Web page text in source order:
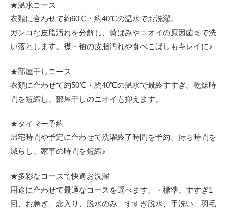
★温水コース
衣類に合わせて約60℃・約40℃の温水でお洗濯。
ガンコな皮脂汚れを分解し、黄ばみやニオイの原因菌まで洗
い落とします。襟・袖の皮脂汚れや食べこぼしもキレイに♪
★部屋干しコース
衣類に合わせて約50℃・約40℃の温水で最終すすぎ。乾燥時
間を短縮し、部屋干しのニオイも抑えます。
★タイマー予約
帰宅時間や予定に合わせて洗濯終了時間を予約。待ち時間を
減らし、家事の時間を短縮♪
★多彩なコースで快適お洗濯
用途に合わせて最適なコースを選べます。・標準、すすぎ1
回、お急ぎ、念入り、脱水のみ、すすぎ脱水、手洗い、羽毛